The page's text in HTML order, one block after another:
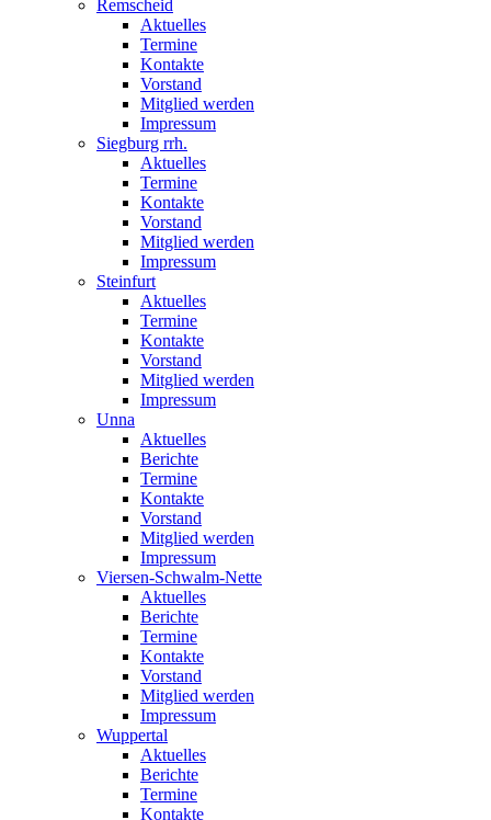
Remscheid
Aktuelles
Termine
Kontakte
Vorstand
Mitglied werden
Impressum
Siegburg rrh.
Aktuelles
Termine
Kontakte
Vorstand
Mitglied werden
Impressum
Steinfurt
Aktuelles
Termine
Kontakte
Vorstand
Mitglied werden
Impressum
Unna
Aktuelles
Berichte
Termine
Kontakte
Vorstand
Mitglied werden
Impressum
Viersen-Schwalm-Nette
Aktuelles
Berichte
Termine
Kontakte
Vorstand
Mitglied werden
Impressum
Wuppertal
Aktuelles
Berichte
Termine
Kontakte